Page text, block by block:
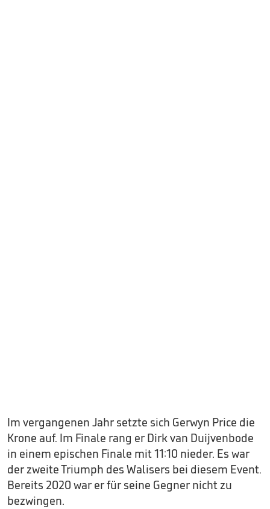
Im vergangenen Jahr setzte sich Gerwyn Price die
Krone auf. Im Finale rang er Dirk van Duijvenbode
in einem epischen Finale mit 11:10 nieder. Es war
der zweite Triumph des Walisers bei diesem Event.
Bereits 2020 war er für seine Gegner nicht zu
bezwingen.